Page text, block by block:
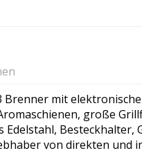
Brenner mit
große
Besteckhalter,
von direkten und